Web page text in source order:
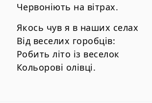
Червоніють на вітрах.
Якось чув я в наших селах
Від веселих горобців:
Робить літо із веселок
Кольорові олівці.